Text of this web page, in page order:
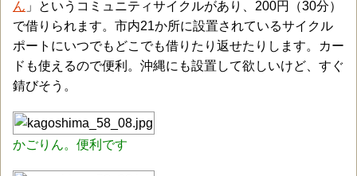
ん 」というコミュニティサイクルがあり、200円（30分）
で借りられます。市内21か所に設置されているサイクル
ポートにいつでもどこでも借りたり返せたりします。カー
ドも使えるので便利。沖縄にも設置して欲しいけど、すぐ
錆びそう。
かごりん。便利です